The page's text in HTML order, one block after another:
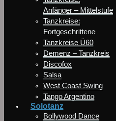
Anfänger – Mittelstufe
Tanzkreise:
Fortgeschrittene
Tanzkreise Ü60
Demenz – Tanzkreis
Discofox
Salsa
West Coast Swing
Tango Argentino
Solotanz
Bollywood Dance